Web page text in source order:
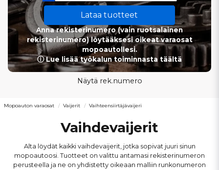
Lataa tuotteet
Anna rekisterinumero (vain ruotsalainen
rekisterinumero) löytääksesi oikeat varaosat
mopoautollesi.
ⓘ Lue lisää työkalun toiminnasta täältä
Näytä rek.numero
Mopoauton varaosat Vaijerit Vaihteensiirtäjävaijeri
Vaihdevaijerit
Alta löydät kaikki vaihdevaijerit, jotka sopivat juuri sinun
mopoautoosi. Tuotteet on valittu antamasi rekisterinumeron
perusteella ja ne on yhdistetty oikeaan malliin runkonumeron